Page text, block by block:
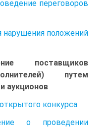
переговоров
нарушения положений
поставщиков
путем
аукционов
конкурса
о проведении